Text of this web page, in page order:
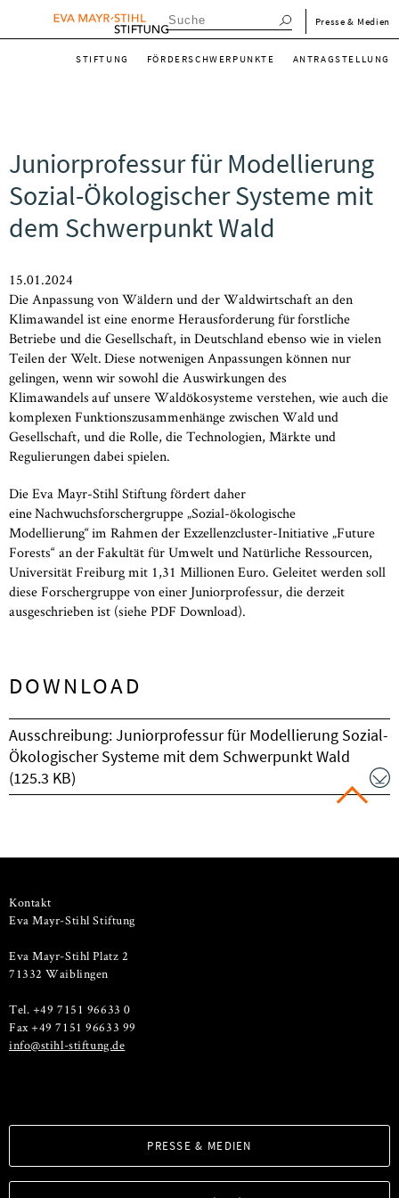
menu_meta_de
Presse & Medien
STIFTUNG FÖRDERSCHWERPUNKTE ANTRAGSTELLUNG
Juniorprofessur für Modellierung
Sozial-Ökologischer Systeme mit
dem Schwerpunkt Wald
15.01.2024
Die Anpassung von Wäldern und der Waldwirtschaft an den
Klimawandel ist eine enorme Herausforderung für forstliche
Betriebe und die Gesellschaft, in Deutschland ebenso wie in vielen
Teilen der Welt. Diese notwenigen Anpassungen können nur
gelingen, wenn wir sowohl die Auswirkungen des
Klimawandels auf unsere Waldökosysteme verstehen, wie auch die
komplexen Funktionszusammenhänge zwischen Wald und
Gesellschaft, und die Rolle, die Technologien, Märkte und
Regulierungen dabei spielen.
Die Eva Mayr-Stihl Stiftung fördert daher
eine Nachwuchsforschergruppe „Sozial-ökologische
Modellierung“ im Rahmen der Exzellenzcluster-Initiative „Future
Forests“ an der Fakultät für Umwelt und Natürliche Ressourcen,
Universität Freiburg mit 1,31 Millionen Euro. Geleitet werden soll
diese Forschergruppe von einer Juniorprofessur, die derzeit
ausgeschrieben ist (siehe PDF Download).
DOWNLOAD
Ausschreibung: Juniorprofessur für Modellierung Sozial-
Ökologischer Systeme mit dem Schwerpunkt Wald
(125.3 KB)
Kontakt
Eva Mayr-Stihl Stiftung
Eva Mayr-Stihl Platz 2
71332 Waiblingen
Tel. +49 7151 96633 0
Fax +49 7151 96633 99
info@stihl-stiftung.de
PRESSE & MEDIEN